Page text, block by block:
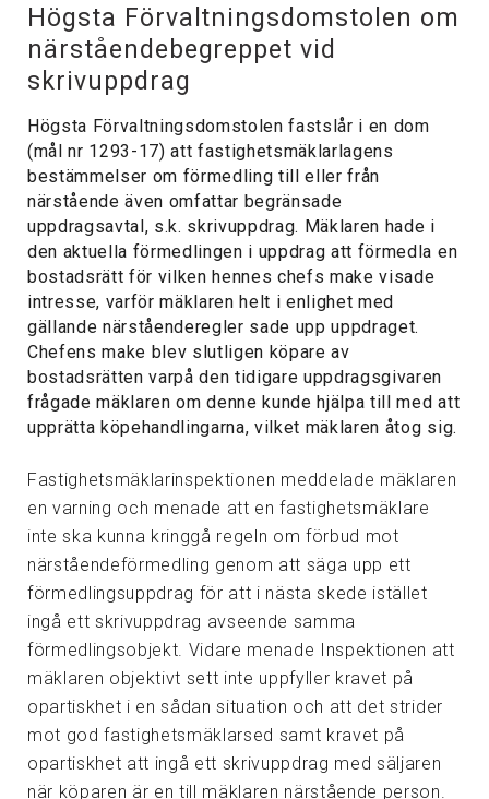
Högsta Förvaltningsdomstolen om
närståendebegreppet vid
skrivuppdrag
Högsta Förvaltningsdomstolen fastslår i en dom
(mål nr 1293-17) att fastighetsmäklarlagens
bestämmelser om förmedling till eller från
närstående även omfattar begränsade
uppdragsavtal, s.k. skrivuppdrag. Mäklaren hade i
den aktuella förmedlingen i uppdrag att förmedla en
bostadsrätt för vilken hennes chefs make visade
intresse, varför mäklaren helt i enlighet med
gällande närståenderegler sade upp uppdraget.
Chefens make blev slutligen köpare av
bostadsrätten varpå den tidigare uppdragsgivaren
frågade mäklaren om denne kunde hjälpa till med att
upprätta köpehandlingarna, vilket mäklaren åtog sig.
Fastighetsmäklarinspektionen meddelade mäklaren
en varning och menade att en fastighetsmäklare
inte ska kunna kringgå regeln om förbud mot
närståendeförmedling genom att säga upp ett
förmedlingsuppdrag för att i nästa skede istället
ingå ett skrivuppdrag avseende samma
förmedlingsobjekt. Vidare menade Inspektionen att
mäklaren objektivt sett inte uppfyller kravet på
opartiskhet i en sådan situation och att det strider
mot god fastighetsmäklarsed samt kravet på
opartiskhet att ingå ett skrivuppdrag med säljaren
när köparen är en till mäklaren närstående person.